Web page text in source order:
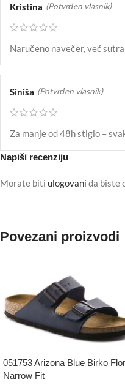
Kristina (Potvrđen vlasnik)
Naručeno navečer, već
Siniša (Potvrđen vlasnik)
Za manje od 48h stiglo –
Napiši recenziju
Morate biti ulogovani da biste
Povezani proizvodi
051753 Arizona Blue Birko Flor
Narrow Fit